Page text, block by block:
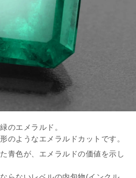
のエメラルド。
のようなエメラルドカットです。
青色が、エメラルドの価値を示し